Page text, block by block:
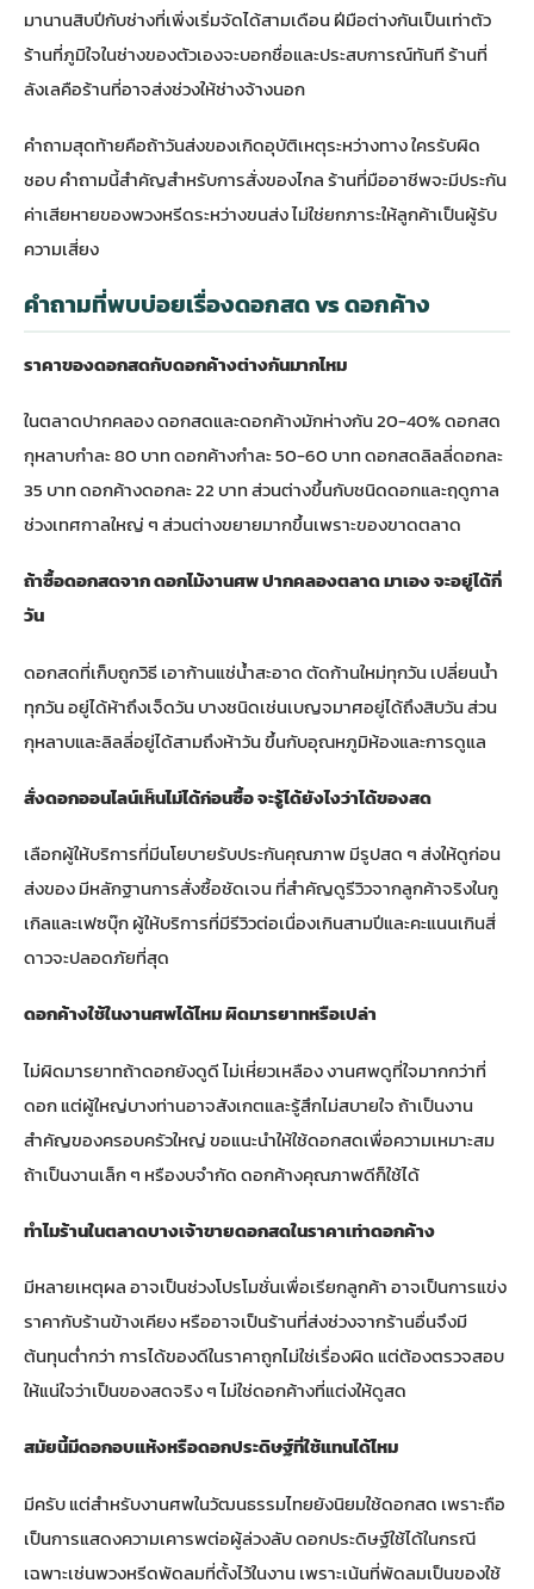
มานานสิบปีกับช่างที่เพิ่งเริ่มจัดได้สามเดือน ฝีมือต่างกันเป็นเท่าตัว
ร้านที่ภูมิใจในช่างของตัวเองจะบอกชื่อและประสบการณ์ทันที ร้านที่
ลังเลคือร้านที่อาจส่งช่วงให้ช่างจ้างนอก
คำถามสุดท้ายคือถ้าวันส่งของเกิดอุบัติเหตุระหว่างทาง ใครรับผิด
ชอบ คำถามนี้สำคัญสำหรับการสั่งของไกล ร้านที่มืออาชีพจะมีประกัน
ค่าเสียหายของพวงหรีดระหว่างขนส่ง ไม่ใช่ยกภาระให้ลูกค้าเป็นผู้รับ
ความเสี่ยง
คำถามที่พบบ่อยเรื่องดอกสด vs ดอกค้าง
ราคาของดอกสดกับดอกค้างต่างกันมากไหม
ในตลาดปากคลอง ดอกสดและดอกค้างมักห่างกัน 20-40% ดอกสด
กุหลาบกำละ 80 บาท ดอกค้างกำละ 50-60 บาท ดอกสดลิลลี่ดอกละ
35 บาท ดอกค้างดอกละ 22 บาท ส่วนต่างขึ้นกับชนิดดอกและฤดูกาล
ช่วงเทศกาลใหญ่ ๆ ส่วนต่างขยายมากขึ้นเพราะของขาดตลาด
ถ้าซื้อดอกสดจาก ดอกไม้งานศพ ปากคลองตลาด มาเอง จะอยู่ได้กี่
วัน
ดอกสดที่เก็บถูกวิธี เอาก้านแช่น้ำสะอาด ตัดก้านใหม่ทุกวัน เปลี่ยนน้ำ
ทุกวัน อยู่ได้ห้าถึงเจ็ดวัน บางชนิดเช่นเบญจมาศอยู่ได้ถึงสิบวัน ส่วน
กุหลาบและลิลลี่อยู่ได้สามถึงห้าวัน ขึ้นกับอุณหภูมิห้องและการดูแล
สั่งดอกออนไลน์เห็นไม่ได้ก่อนซื้อ จะรู้ได้ยังไงว่าได้ของสด
เลือกผู้ให้บริการที่มีนโยบายรับประกันคุณภาพ มีรูปสด ๆ ส่งให้ดูก่อน
ส่งของ มีหลักฐานการสั่งซื้อชัดเจน ที่สำคัญดูรีวิวจากลูกค้าจริงในกู
เกิลและเฟซบุ๊ก ผู้ให้บริการที่มีรีวิวต่อเนื่องเกินสามปีและคะแนนเกินสี่
ดาวจะปลอดภัยที่สุด
ดอกค้างใช้ในงานศพได้ไหม ผิดมารยาทหรือเปล่า
ไม่ผิดมารยาทถ้าดอกยังดูดี ไม่เหี่ยวเหลือง งานศพดูที่ใจมากกว่าที่
ดอก แต่ผู้ใหญ่บางท่านอาจสังเกตและรู้สึกไม่สบายใจ ถ้าเป็นงาน
สำคัญของครอบครัวใหญ่ ขอแนะนำให้ใช้ดอกสดเพื่อความเหมาะสม
ถ้าเป็นงานเล็ก ๆ หรืองบจำกัด ดอกค้างคุณภาพดีก็ใช้ได้
ทำไมร้านในตลาดบางเจ้าขายดอกสดในราคาเท่าดอกค้าง
มีหลายเหตุผล อาจเป็นช่วงโปรโมชั่นเพื่อเรียกลูกค้า อาจเป็นการแข่ง
ราคากับร้านข้างเคียง หรืออาจเป็นร้านที่ส่งช่วงจากร้านอื่นจึงมี
ต้นทุนต่ำกว่า การได้ของดีในราคาถูกไม่ใช่เรื่องผิด แต่ต้องตรวจสอบ
ให้แน่ใจว่าเป็นของสดจริง ๆ ไม่ใช่ดอกค้างที่แต่งให้ดูสด
สมัยนี้มีดอกอบแห้งหรือดอกประดิษฐ์ที่ใช้แทนได้ไหม
มีครับ แต่สำหรับงานศพในวัฒนธรรมไทยยังนิยมใช้ดอกสด เพราะถือ
เป็นการแสดงความเคารพต่อผู้ล่วงลับ ดอกประดิษฐ์ใช้ได้ในกรณี
เฉพาะเช่นพวงหรีดพัดลมที่ตั้งไว้ในงาน เพราะเน้นที่พัดลมเป็นของใช้